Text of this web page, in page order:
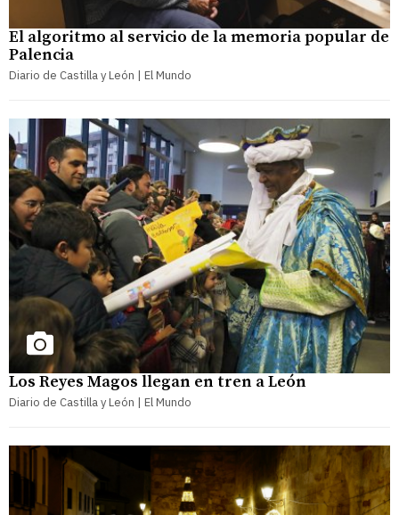
El algoritmo al servicio de la memoria popular de
Palencia
Diario de Castilla y León | El Mundo
Los Reyes Magos llegan en tren a León
Diario de Castilla y León | El Mundo